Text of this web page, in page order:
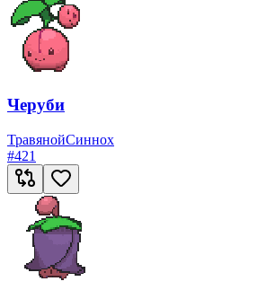
Черуби
ТравянойСиннох
#421